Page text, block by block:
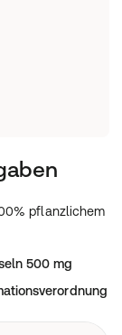
pflanzlichem
500 mg